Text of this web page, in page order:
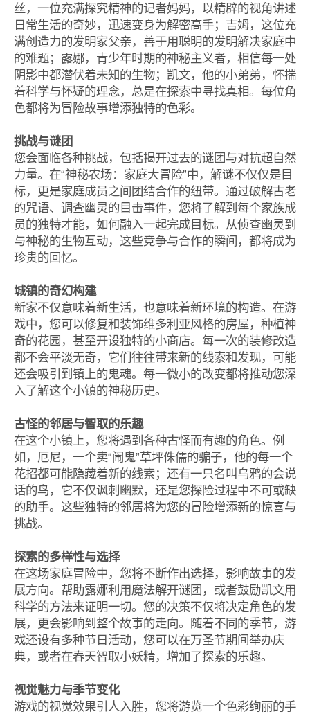
丝，一位充满探究精神的记者妈妈，以精辟的视角讲述
日常生活的奇妙，迅速变身为解密高手；吉姆，这位充
满创造力的发明家父亲，善于用聪明的发明解决家庭中
的难题；露娜，青少年时期的神秘主义者，相信每一处
阴影中都潜伏着未知的生物；凯文，他的小弟弟，怀揣
着科学与怀疑的理念，总是在探索中寻找真相。每位角
色都将为冒险故事增添独特的色彩。
挑战与谜团
您会面临各种挑战，包括揭开过去的谜团与对抗超自然
力量。在“神秘农场：家庭大冒险”中，解谜不仅仅是目
标，更是家庭成员之间团结合作的纽带。通过破解古老
的咒语、调查幽灵的目击事件，您将了解到每个家族成
员的独特才能，如何融入一起完成目标。从侦查幽灵到
与神秘的生物互动，这些竞争与合作的瞬间，都将成为
珍贵的回忆。
城镇的奇幻构建
新家不仅意味着新生活，也意味着新环境的构造。在游
戏中，您可以修复和装饰维多利亚风格的房屋，种植神
奇的花园，甚至开设独特的小商店。每一次的装修改造
都不会平淡无奇，它们往往带来新的线索和发现，可能
还会吸引到镇上的鬼魂。每一微小的改变都将推动您深
入了解这个小镇的神秘历史。
古怪的邻居与智取的乐趣
在这个小镇上，您将遇到各种古怪而有趣的角色。例
如，厄尼，一个卖“闹鬼”草坪侏儒的骗子，他的每一个
花招都可能隐藏着新的线索；还有一只名叫乌鸦的会说
话的鸟，它不仅讽刺幽默，还是您探险过程中不可或缺
的助手。这些独特的邻居将为您的冒险增添新的惊喜与
挑战。
探索的多样性与选择
在这场家庭冒险中，您将不断作出选择，影响故事的发
展方向。帮助露娜利用魔法解开谜团，或者鼓励凯文用
科学的方法来证明一切。您的决策不仅将决定角色的发
展，更会影响到整个故事的走向。随着不同的季节，游
戏还设有多种节日活动，您可以在万圣节期间举办庆
典，或者在春天智取小妖精，增加了探索的乐趣。
视觉魅力与季节变化
游戏的视觉效果引人入胜，您将游览一个色彩绚丽的手